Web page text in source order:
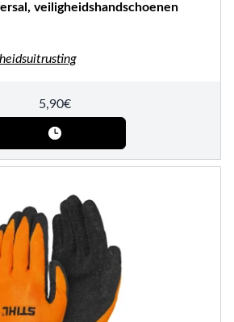
veiligheidshandschoenen
5,90€